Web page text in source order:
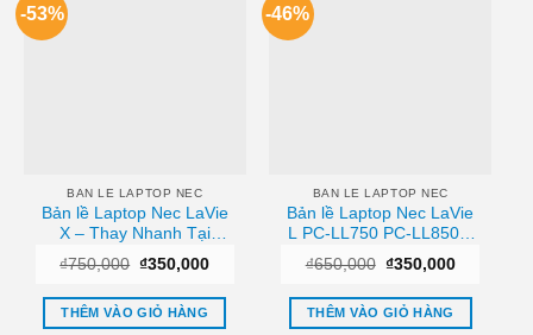
-53%
BAN LE LAPTOP NEC
Bản lề Laptop Nec LaVie
X – Thay Nhanh Tại
Rẻ
₫750,000 Giá
là:
₫750,000.
₫350,000Giá
tại
₫350,000.
THÊM VÀO GIỎ HÀNG
-46%
BAN LE LAPTOP NEC
Bản lề Laptop Nec LaVie
L PC-LL750 PC-LL850 –
TPHCM
₫650,000 Giá
là:
₫650,000.
₫350,000Giá
tại
₫350,000.
THÊM VÀO GIỎ HÀNG